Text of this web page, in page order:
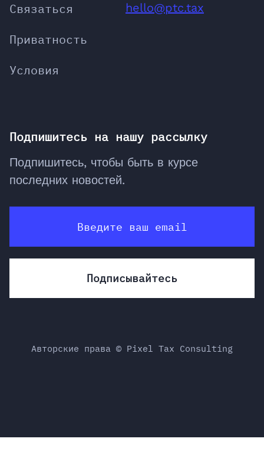
Связаться
Приватность
Условия
hello@ptc.tax
Подпишитесь на нашу рассылку
Подпишитесь, чтобы быть в курсе
последних новостей.
Авторские права © Pixel Tax Consulting